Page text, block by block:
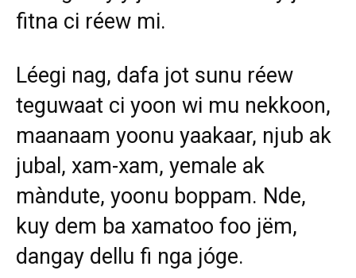
fitna ci réew mi.
Léegi nag, dafa jot sunu réew
teguwaat ci yoon wi mu nekkoon,
maanaam yoonu yaakaar, njub ak
jubal, xam-xam, yemale ak
màndute, yoonu boppam. Nde,
kuy dem ba xamatoo foo jëm,
dangay dellu fi nga jóge.